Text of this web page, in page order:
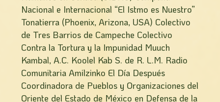
Nacional e Internacional “El Istmo es Nuestro”
Tonatierra (Phoenix, Arizona, USA) Colectivo
de Tres Barrios de Campeche Colectivo
Contra la Tortura y la Impunidad Muuch
Kambal, A.C. Koolel Kab S. de R. L.M. Radio
Comunitaria Amilzinko El Día Después
Coordinadora de Pueblos y Organizaciones del
Oriente del Estado de México en Defensa de la